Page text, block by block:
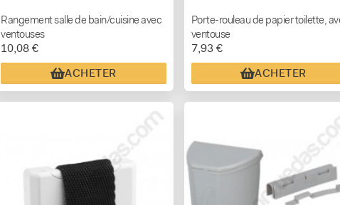
Rangement salle de bain/cuisine avec
ventouses
10,08 €
ACHETER
Porte-rouleau de papier toilette,
ventouse
7,93 €
ACHETER